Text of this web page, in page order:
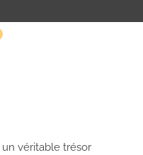
véritable trésor